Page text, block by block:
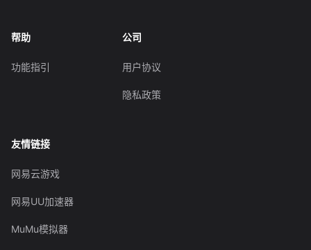
帮助
功能指引
公司
用户协议
隐私政策
友情链接
网易云游戏
网易UU加速器
MuMu模拟器